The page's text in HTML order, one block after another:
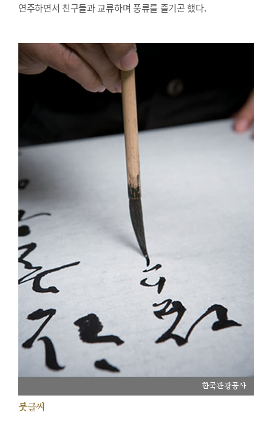
연주하면서 친구들과 교류하며 풍류를 즐기곤 했다.
한국관광공사
붓글씨